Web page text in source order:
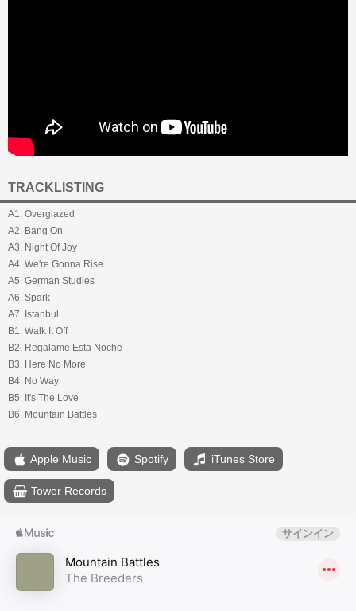
TRACKLISTING
A1. Overglazed
A2. Bang On
A3. Night Of Joy
A4. We're Gonna Rise
A5. German Studies
A6. Spark
A7. Istanbul
B1. Walk It Off
B2. Regalame Esta Noche
B3. Here No More
B4. No Way
B5. It's The Love
B6. Mountain Battles
Apple Music Spotify iTunes Store
Tower Records